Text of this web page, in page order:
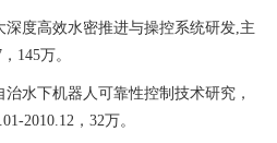
深度高效水密推进与操控系统研发,主
145万。
治水下机器人可靠性控制技术研究，
2010.12，32万。